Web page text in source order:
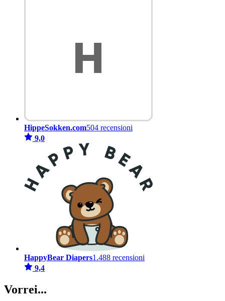
HippeSokken.com504 recensioni
9,0
HappyBear Diapers1.488 recensioni
9,4
Vorrei...